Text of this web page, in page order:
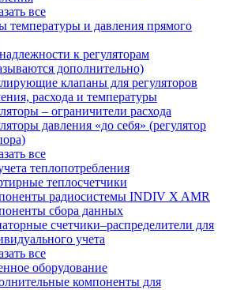
все
температуры и давления прямого
к регуляторам
дополнительно)
клапаны для регуляторов
расхода и температуры
– ограничители расхода
давления «до себя» (регулятор
все
теплопотребления
теплосчетчики
радиосистемы INDIV X AMR
сбора данных
счетчики–распределители для
учета
все
оборудование
компоненты для